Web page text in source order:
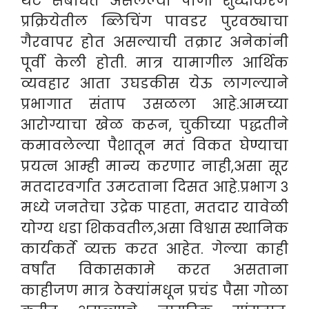
प्रक्रियेतील ब्लिचिंग पावडर पुरवठ्याचा
गैरवापर होत असल्याची तक्रार अनेकांनी
पूर्वी केली होती. मात्र यामागील आर्थिक
व्यवहार आता उघडकीस येऊ लागल्याने
प्रभागात संताप उसळला आहे.आमच्या
आरोग्याचा खेळ करून, चुकीच्या पद्धतीने
कमावलेल्या पैशातून मतं विकत घेण्याचा
प्रयत्न आम्ही मान्य करणार नाही,असा सूर
मतदारवर्गात उमटताना दिसत आहे.प्रभाग ३
मध्ये जनतेचा उद्रेक पाहता, मतदार यावेळी
योग्य धडा शिकवतील,असा विश्वास स्थानिक
कार्यकर्ते व्यक्त करत आहेत. गेल्या काही
वर्षांत विकासकामे करत असताना
काहीजण मात्र ठेक्यांमधून प्रचंड पैसा गोळा